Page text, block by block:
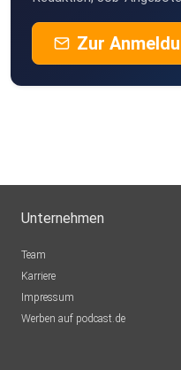
Zur
Unternehmen
Team
Karriere
Impressum
Werben auf podcast.de